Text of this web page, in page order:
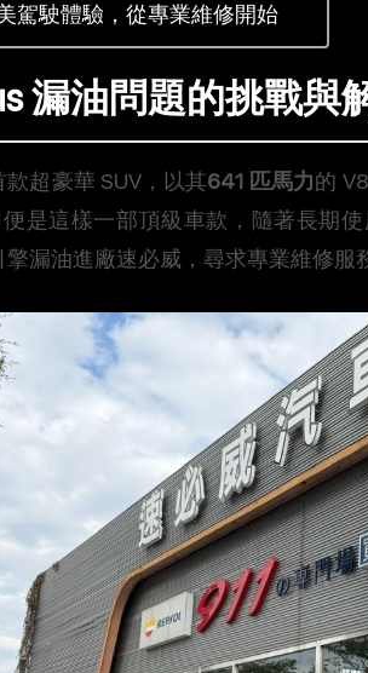
駕駛體驗，從專業維修開始
漏油問題的挑戰與
超豪華 SUV，以其641 匹馬力的
是這樣一部頂級車款，隨著長期
漏油進廠速必威，尋求專業維修服